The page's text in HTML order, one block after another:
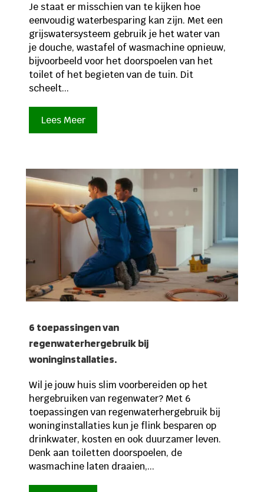
Je staat er misschien van te kijken hoe
eenvoudig waterbesparing kan zijn. Met een
grijswatersysteem gebruik je het water van
je douche, wastafel of wasmachine opnieuw,
bijvoorbeeld voor het doorspoelen van het
toilet of het begieten van de tuin. Dit
scheelt...
Lees Meer
6 toepassingen van
regenwaterhergebruik bij
woninginstallaties.
Wil je jouw huis slim voorbereiden op het
hergebruiken van regenwater? Met 6
toepassingen van regenwaterhergebruik bij
woninginstallaties kun je flink besparen op
drinkwater, kosten en ook duurzamer leven.
Denk aan toiletten doorspoelen, de
wasmachine laten draaien,...